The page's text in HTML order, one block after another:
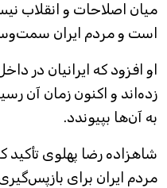
میان اصلاحات و انقلاب
است و مردم ایران
او افزود که ایرانیان در
زده‌اند و اکنون زمان آن
به آن‌ها بپیوندد.
شاهزاده رضا پهلوی تأکید
مردم ایران برای